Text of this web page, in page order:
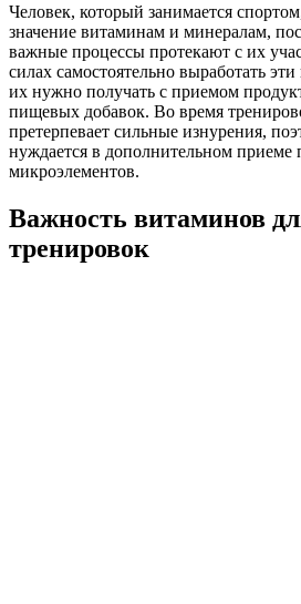
Человек, который занимается
значение витаминам и минералам,
важные процессы протекают с их
силах самостоятельно выработать
их нужно получать с приемом
пищевых добавок. Во время
претерпевает сильные изнурения,
нуждается в дополнительном приеме
микроэлементов.
Важность витаминов
тренировок